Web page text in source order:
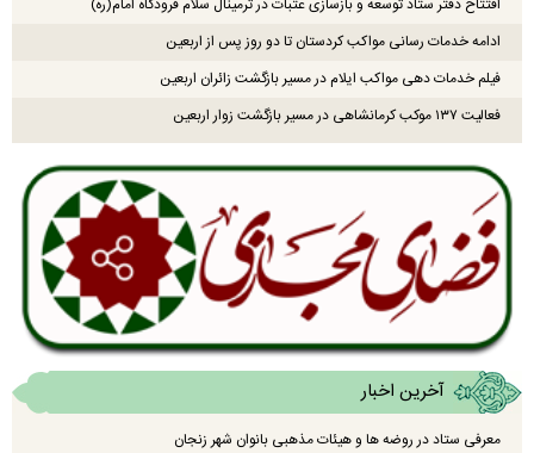
ادامه خدمات رسانی مواکب کردستان تا دو روز پس از اربعین
فیلم خدمات دهی مواکب ایلام در مسیر بازگشت زائران اربعین
فعالیت ۱۳۷ موکب کرمانشاهی در مسیر بازگشت زوار اربعین
آخرین اخبار
معرفی ستاد در روضه ها و هیئات مذهبی بانوان شهر زنجان